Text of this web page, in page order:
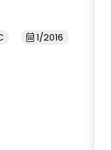
1/2016